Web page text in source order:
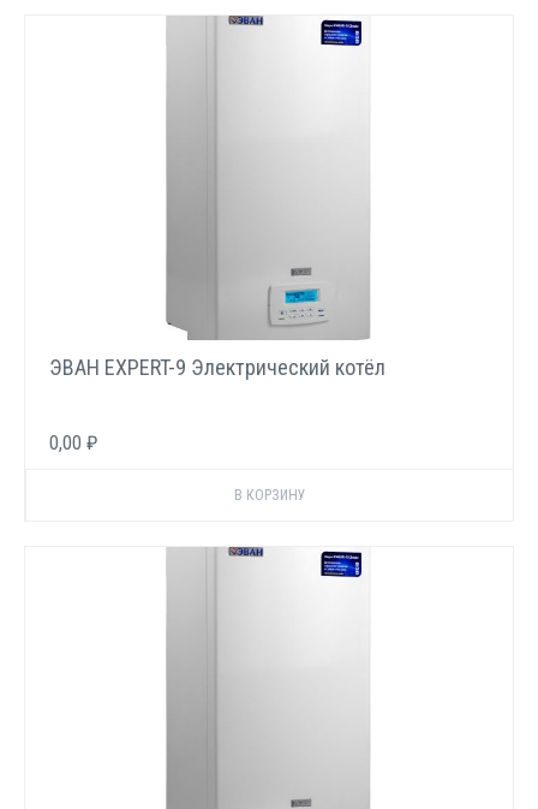
ЭВАН EXPERT-9 Электрический котёл
0,00 ₽